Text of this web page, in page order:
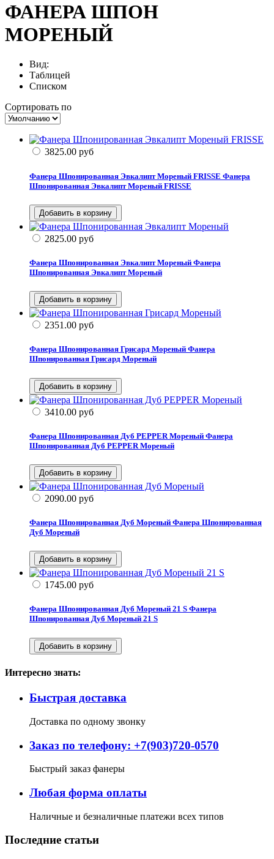
ФАНЕРА ШПОН
МОРЕНЫЙ
Вид:
Таблицей
Списком
Сортировать по
3825.00 руб
Фанера Шпонированная Эвкалипт Мореный FRISSE Фанера
Шпонированная Эвкалипт Мореный FRISSE
2825.00 руб
Фанера Шпонированная Эвкалипт Мореный Фанера
Шпонированная Эвкалипт Мореный
2351.00 руб
Фанера Шпонированная Грисард Мореный Фанера
Шпонированная Грисард Мореный
3410.00 руб
Фанера Шпонированная Дуб PEPPER Мореный Фанера
Шпонированная Дуб PEPPER Мореный
2090.00 руб
Фанера Шпонированная Дуб Мореный Фанера Шпонированная
Дуб Мореный
1745.00 руб
Фанера Шпонированная Дуб Мореный 21 S Фанера
Шпонированная Дуб Мореный 21 S
Интересно знать:
Быстрая доставка
Доставка по одному звонку
Заказ по телефону: +7(903)720-0570
Быстрый заказ фанеры
Любая форма оплаты
Наличные и безналичные платежи всех типов
Последние статьи